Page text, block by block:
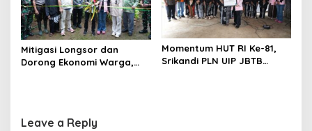
Mitigasi Longsor dan
Dorong Ekonomi Warga,
Momentum HUT RI Ke-81,
Srikandi PLN UIP JBTB
Leave a Reply